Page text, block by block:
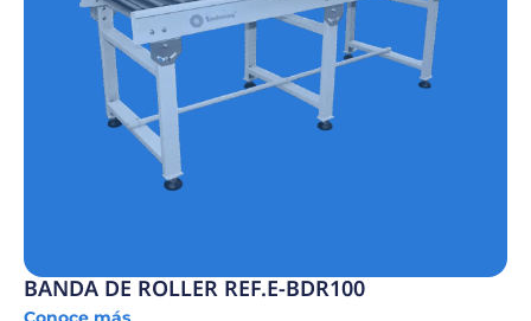
BANDA DE ROLLER REF.E-BDR100